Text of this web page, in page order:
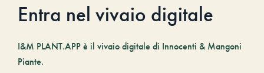
Entra nel vivaio digitale
I&M PLANT.APP è il vivaio digitale di Innocenti & Mangoni
Piante.